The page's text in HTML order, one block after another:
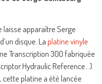
laisse apparaître Serge
disque. Laplatine vinyle
Transcription 300 fabriquée
Hydraulic Reference…).
platine a été lancée